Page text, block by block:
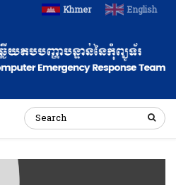
Khmer English